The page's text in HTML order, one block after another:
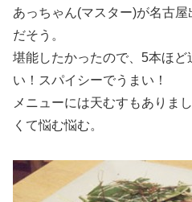
あっちゃん(マスター)が名古
だそう。
堪能したかったので、5本ほ
い！スパイシーでうまい！
メニューには天むすもありま
くて悩む悩む。